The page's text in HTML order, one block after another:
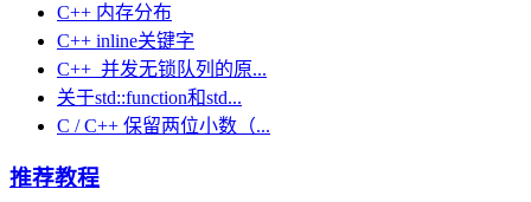
C++ 内存分布
C++ inline关键字
C++ 并发无锁队列的原...
关于std::function和std...
C / C++ 保留两位小数（...
推荐教程